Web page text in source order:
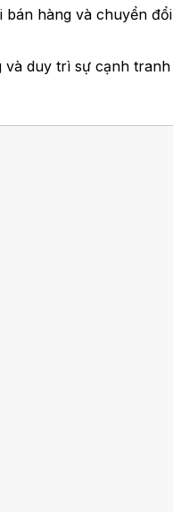
hàng và chuyển
và duy trì sự cạnh